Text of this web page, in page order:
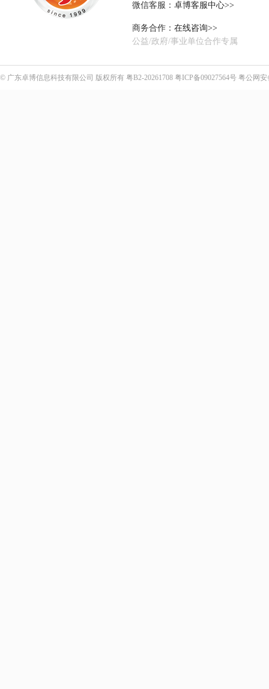
微信客服： 卓博客服中心>>
商务合作： 在线咨询>>
公益/政府/事业单位合作专属
© 广东卓博信息科技有限公司 版权所有 粤B2-20261708 粤ICP备09027564号 粤公网安